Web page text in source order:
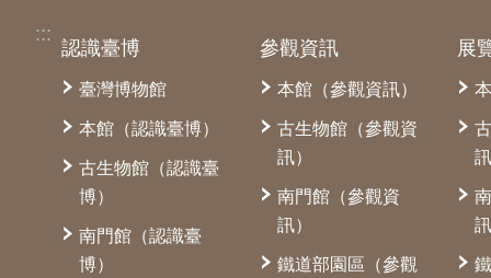
:::
認識臺博
臺灣博物館
本館（認識臺博）
古生物館（認識臺
博）
南門館（認識臺
博）
參觀資訊
本館（參觀資訊）
古生物館（參觀資
訊）
南門館（參觀資
訊）
鐵道部園區（參觀
展